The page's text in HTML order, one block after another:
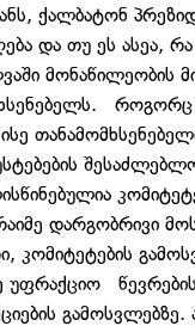
ქალბატონ
და თუ ეს ასეა,
მონაწილეობის
როგორც
დარგობრივი
კომიტეტების
უფრაქციო